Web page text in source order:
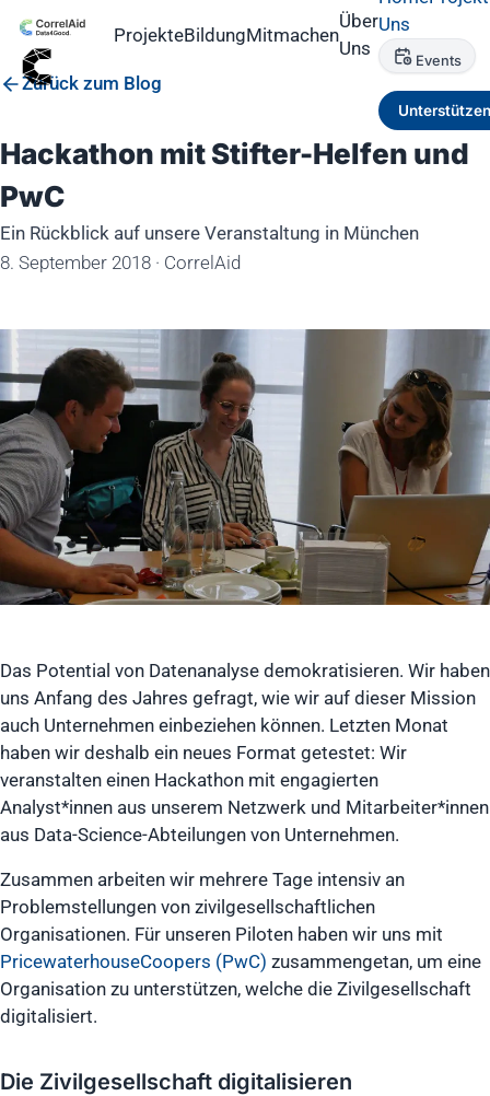
ProjekteBildungMitmachen
Über
Uns
Uns
Events
Unterstützen
Zurück zum Blog
Hackathon mit Stifter-Helfen und
PwC
Ein Rückblick auf unsere Veranstaltung in München
8. September 2018 · CorrelAid
Das Potential von Datenanalyse demokratisieren. Wir haben
uns Anfang des Jahres gefragt, wie wir auf dieser Mission
auch Unternehmen einbeziehen können. Letzten Monat
haben wir deshalb ein neues Format getestet: Wir
veranstalten einen Hackathon mit engagierten
Analyst*innen aus unserem Netzwerk und Mitarbeiter*innen
aus Data-Science-Abteilungen von Unternehmen.
Zusammen arbeiten wir mehrere Tage intensiv an
Problemstellungen von zivilgesellschaftlichen
Organisationen. Für unseren Piloten haben wir uns mit
PricewaterhouseCoopers (PwC) zusammengetan, um eine
Organisation zu unterstützen, welche die Zivilgesellschaft
digitalisiert.
Die Zivilgesellschaft digitalisieren